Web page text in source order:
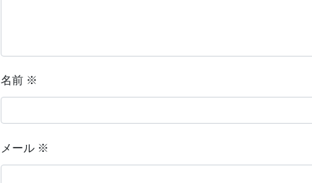
名前 ※
メール ※